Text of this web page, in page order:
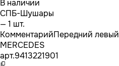
В наличии
СПБ-Шушары
— 1 шт.
КомментарийПередний левый
MERCEDES
арт.9413221901